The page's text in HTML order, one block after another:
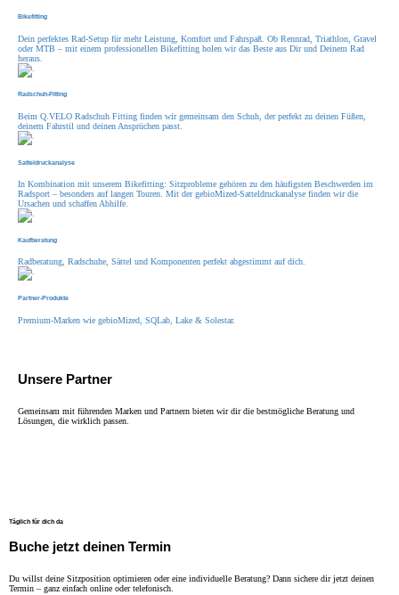
Bikefitting
Dein perfektes Rad-Setup für mehr Leistung, Komfort und Fahrspaß. Ob Rennrad, Triathlon, Gravel
oder MTB – mit einem professionellen Bikefitting holen wir das Beste aus Dir und Deinem Rad
heraus.
Radschuh-Fitting
Beim Q.VELO Radschuh Fitting finden wir gemeinsam den Schuh, der perfekt zu deinen Füßen,
deinem Fahrstil und deinen Ansprüchen passt.
Satteldruckanalyse
In Kombination mit unserem Bikefitting: Sitzprobleme gehören zu den häufigsten Beschwerden im
Radsport – besonders auf langen Touren. Mit der gebioMized-Satteldruckanalyse finden wir die
Ursachen und schaffen Abhilfe.
Kaufberatung
Radberatung, Radschuhe, Sättel und Komponenten perfekt abgestimmt auf dich.
Partner-Produkte
Premium-Marken wie gebioMized, SQLab, Lake & Solestar.
Unsere Partner
Gemeinsam mit führenden Marken und Partnern bieten wir dir die bestmögliche Beratung und
Lösungen, die wirklich passen.
Täglich für dich da
Buche jetzt deinen Termin
Du willst deine Sitzposition optimieren oder eine individuelle Beratung? Dann sichere dir jetzt deinen
Termin – ganz einfach online oder telefonisch.